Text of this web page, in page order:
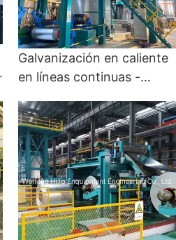
Galvanización en caliente
en líneas continuas -
inmersión en caliente